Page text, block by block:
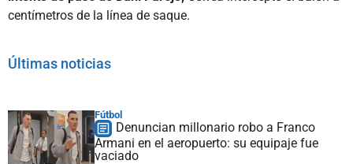
centímetros de la línea de saque.
Últimas noticias
Fútbol
Denuncian millonario robo a Franco
Armani en el aeropuerto: su equipaje fue
vaciado